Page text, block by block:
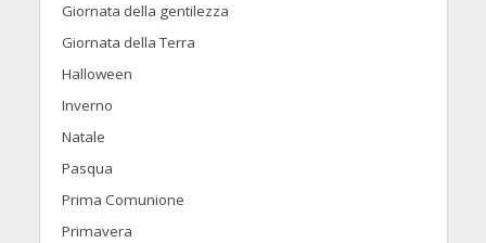
Giornata della gentilezza
Giornata della Terra
Halloween
Inverno
Natale
Pasqua
Prima Comunione
Primavera